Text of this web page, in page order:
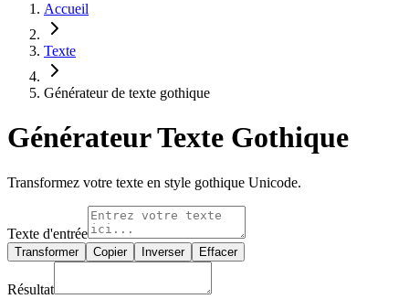
Accueil
Texte
Générateur de texte gothique
Générateur Texte Gothique
Transformez votre texte en style gothique Unicode.
Texte d'entrée
Transformer Copier Inverser Effacer
Résultat